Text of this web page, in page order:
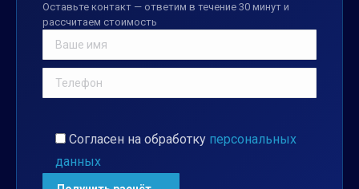
Оставьте контакт — ответим в течение 30 минут и
рассчитаем стоимость
Согласен на обработку персональных
данных